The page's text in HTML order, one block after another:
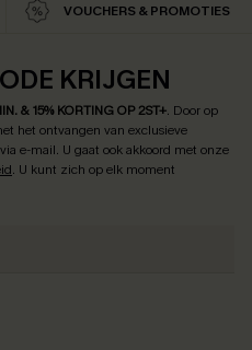
VOUCHERS & PROMOTIES
KRIJGEN
& 15% KORTING OP 2ST+. Door op
het ontvangen van exclusieve
e-mail. U gaat ook akkoord met onze
. U kunt zich op elk moment